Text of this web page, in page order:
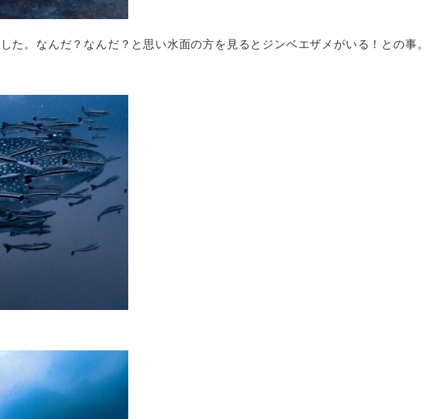
た。なんだ？なんだ？と思い水面の方を見るとジンベエザメがいる！との事。